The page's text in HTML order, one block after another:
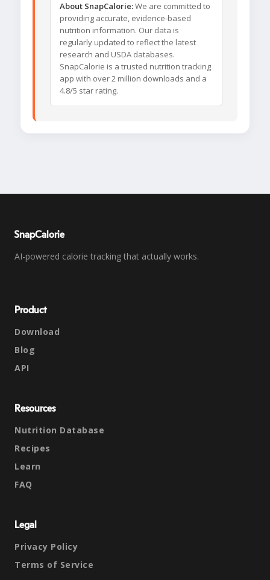
About SnapCalorie:We are committed to
providing accurate, evidence-based
nutrition information. Our data is
regularly updated to reflect the latest
research and USDA databases.
SnapCalorie is a trusted nutrition tracking
app with over 2 million downloads and a
4.8/5 star rating.
SnapCalorie
AI-powered calorie tracking that actually works.
Product
Download
Blog
API
Resources
Nutrition Database
Recipes
Learn
FAQ
Legal
Privacy Policy
Terms of Service